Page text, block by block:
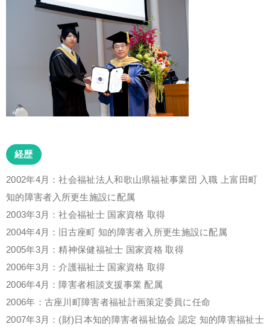
経歴
2002年4月：社会福祉法人和歌山県福祉事業団 入職 上富田町
知的障害者入所更生施設に配属
2003年3月：社会福祉士 国家資格 取得
2004年4月：旧古座町 知的障害者入所更生施設に配属
2005年3月：精神保健福祉士 国家資格 取得
2006年3月：介護福祉士 国家資格 取得
2006年4月：障害者相談支援事業 配属
2006年：古座川町障害者福祉計画策定委員に任命
2007年3月：(財)日本知的障害者福祉協会 認定 知的障害福祉士